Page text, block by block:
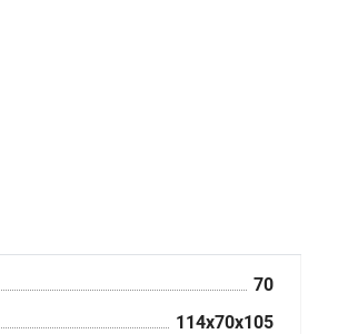
70
114x70x105